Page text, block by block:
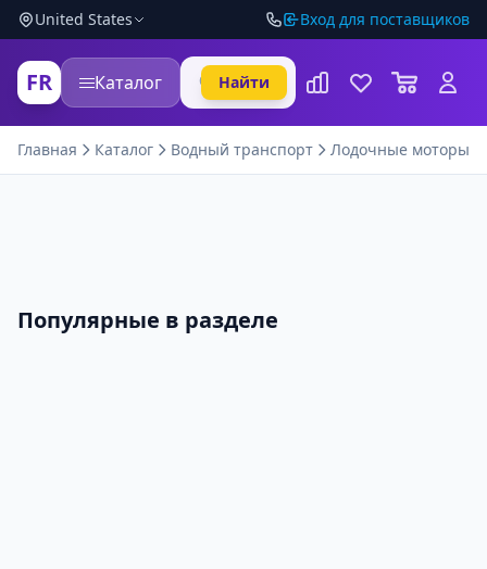
United States Вход для поставщиков
FR Каталог Найти
Главная Каталог Водный транспорт Лодочные моторы
Популярные в разделе